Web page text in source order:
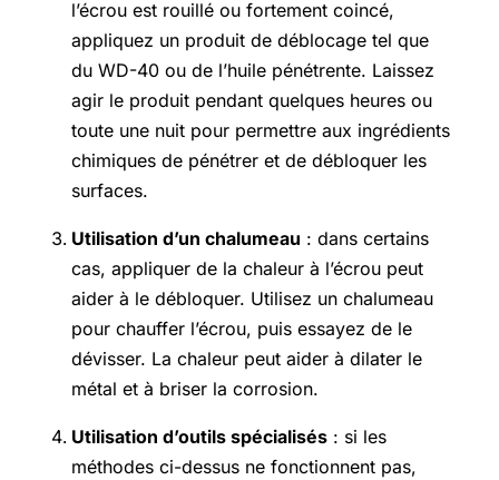
l’écrou est rouillé ou fortement coincé,
appliquez un produit de déblocage tel que
du WD-40 ou de l’huile pénétrente. Laissez
agir le produit pendant quelques heures ou
toute une nuit pour permettre aux ingrédients
chimiques de pénétrer et de débloquer les
surfaces.
Utilisation d’un chalumeau : dans certains
cas, appliquer de la chaleur à l’écrou peut
aider à le débloquer. Utilisez un chalumeau
pour chauffer l’écrou, puis essayez de le
dévisser. La chaleur peut aider à dilater le
métal et à briser la corrosion.
Utilisation d’outils spécialisés : si les
méthodes ci-dessus ne fonctionnent pas,